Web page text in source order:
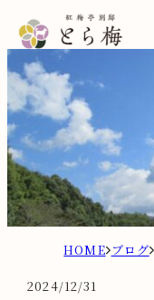
H
ブ
2024/12/31